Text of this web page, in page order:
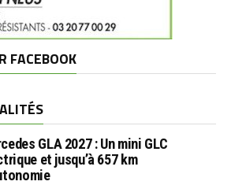
FACEBOOK
GLA 2027 : Un mini GLC
et jusqu’à 657 km